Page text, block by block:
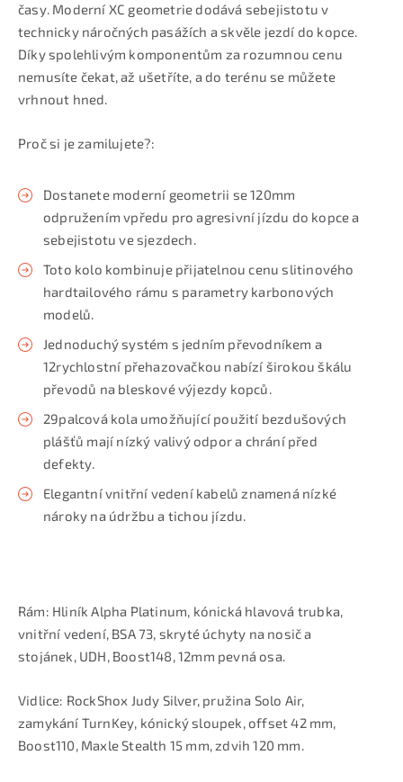
časy. Moderní XC geometrie dodává sebejistotu v
technicky náročných pasážích a skvěle jezdí do kopce.
Díky spolehlivým komponentům za rozumnou cenu
nemusíte čekat, až ušetříte, a do terénu se můžete
vrhnout hned.
Proč si je zamilujete?:
Dostanete moderní geometrii se 120mm
odpružením vpředu pro agresivní jízdu do kopce a
sebejistotu ve sjezdech.
Toto kolo kombinuje přijatelnou cenu slitinového
hardtailového rámu s parametry karbonových
modelů.
Jednoduchý systém s jedním převodníkem a
12rychlostní přehazovačkou nabízí širokou škálu
převodů na bleskové výjezdy kopců.
29palcová kola umožňující použití bezdušových
plášťů mají nízký valivý odpor a chrání před
defekty.
Elegantní vnitřní vedení kabelů znamená nízké
nároky na údržbu a tichou jízdu.
Rám: Hliník Alpha Platinum, kónická hlavová trubka,
vnitřní vedení, BSA 73, skryté úchyty na nosič a
stojánek, UDH, Boost148, 12mm pevná osa.
Vidlice: RockShox Judy Silver, pružina Solo Air,
zamykání TurnKey, kónický sloupek, offset 42 mm,
Boost110, Maxle Stealth 15 mm, zdvih 120 mm.